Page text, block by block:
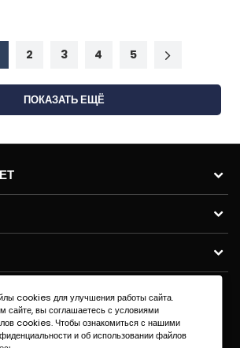
2 3 4 5
ПОКАЗАТЬ ЕЩЁ
59с11, 121351, г. Москва
cookies для улучшения работы сайта.
сайте, вы соглашаетесь с условиями
cookies. Чтобы ознакомиться с нашими
и об использовании файлов